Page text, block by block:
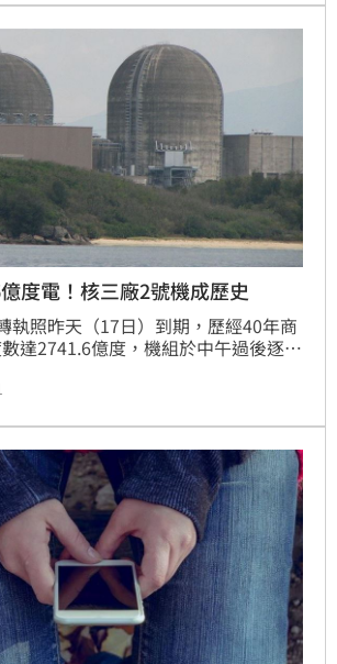
的是，日常生活中一些不經意的習
康造成如此大的損害，不可不慎。
度電！核三廠2號機成歷史
執照昨天（17日）到期，歷經40年商
達2741.6億度，機組於中午過後逐步
役期，但此舉也象徵台灣進入「非核